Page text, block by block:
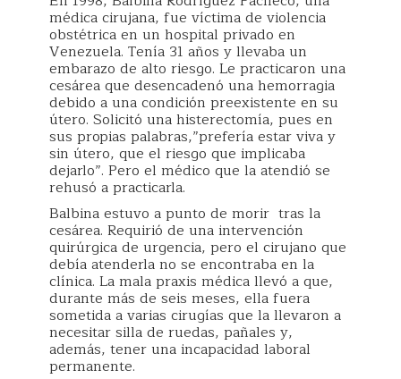
médica cirujana, fue víctima de violencia
obstétrica en un hospital privado en
Venezuela. Tenía 31 años y llevaba un
embarazo de alto riesgo. Le practicaron una
cesárea que desencadenó una hemorragia
debido a una condición preexistente en su
útero. Solicitó una histerectomía, pues en
sus propias palabras,”prefería estar viva y
sin útero, que el riesgo que implicaba
dejarlo”. Pero el médico que la atendió se
rehusó a practicarla.
Balbina estuvo a punto de morir tras la
cesárea. Requirió de una intervención
quirúrgica de urgencia, pero el cirujano que
debía atenderla no se encontraba en la
clínica. La mala praxis médica llevó a que,
durante más de seis meses, ella fuera
sometida a varias cirugías que la llevaron a
necesitar silla de ruedas, pañales y,
además, tener una incapacidad laboral
permanente.